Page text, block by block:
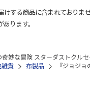
する商品に含まれておりませ
ります。
奇妙な冒険 スターダストクル
雑貨 布製品 『ジョジ